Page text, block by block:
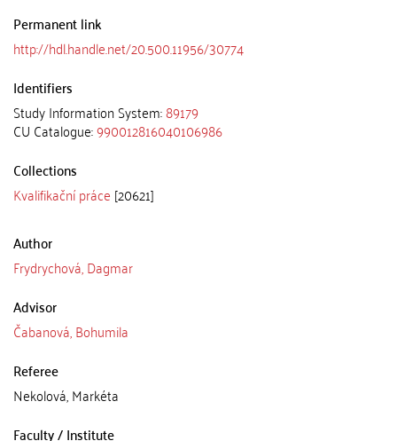
Permanent link
http://hdl.handle.net/20.500.11956/30774
Identifiers
Study Information System:89179
CU Catalogue:990012816040106986
Collections
Kvalifikační práce [20621]
Author
Frydrychová, Dagmar
Advisor
Čabanová, Bohumila
Referee
Nekolová, Markéta
Faculty / Institute